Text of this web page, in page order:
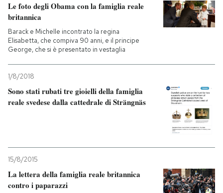
Le foto degli Obama con la famiglia reale
britannica
Barack e Michelle incontrato la regina
Elisabetta, che compiva 90 anni, e il principe
George, che si è presentato in vestaglia
1/8/2018
Sono stati rubati tre gioielli della famiglia
reale svedese dalla cattedrale di Strängnäs
15/8/2015
La lettera della famiglia reale britannica
contro i paparazzi